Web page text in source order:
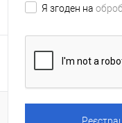
Я згоден на